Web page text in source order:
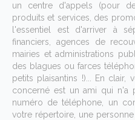
un centre d'appels (pour
produits et services, des
l'essentiel est d'arriver à
financiers, agences de
mairies et administrations
des blagues ou farces
petits plaisantins !)... En
concerné est un ami qui n'a
numéro de téléphone, un
votre répertoire, une